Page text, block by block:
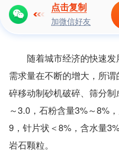
点击复制
加微信好友
随着城市经济的快速发
需求量在不断的增大，所
碎移动制砂机破碎、筛分
～3.0，石粉含量3%～8%
9，针片状＜8%，含水量
岩石颗粒。